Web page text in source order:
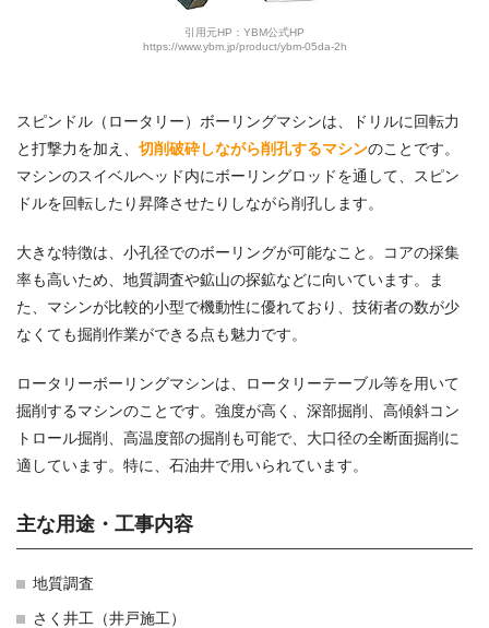
引用元HP：YBM公式HP
https://www.ybm.jp/product/ybm-05da-2h
スピンドル（ロータリー）ボーリングマシンは、ドリルに回転力
と打撃力を加え、 切削破砕しながら削孔するマシンのことです。
マシンのスイベルヘッド内にボーリングロッドを通して、スピン
ドルを回転したり昇降させたりしながら削孔します。
大きな特徴は、小孔径でのボーリングが可能なこと。コアの採集
率も高いため、地質調査や鉱山の探鉱などに向いています。ま
た、マシンが比較的小型で機動性に優れており、技術者の数が少
なくても掘削作業ができる点も魅力です。
ロータリーボーリングマシンは、ロータリーテーブル等を用いて
掘削するマシンのことです。強度が高く、深部掘削、高傾斜コン
トロール掘削、高温度部の掘削も可能で、大口径の全断面掘削に
適しています。特に、石油井で用いられています。
主な用途・工事内容
地質調査
さく井工（井戸施工）